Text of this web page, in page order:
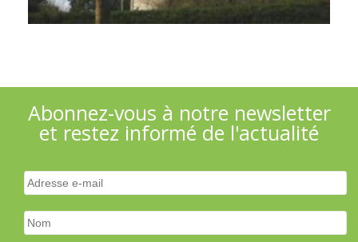
Abonnez-vous à notre newsletter
et restez informé de l'actualité